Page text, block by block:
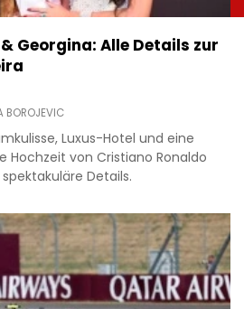
Georgina: Alle Details zur
BOROJEVIC
Luxus-Hotel und eine
Hochzeit von Cristiano Ronaldo
Details.